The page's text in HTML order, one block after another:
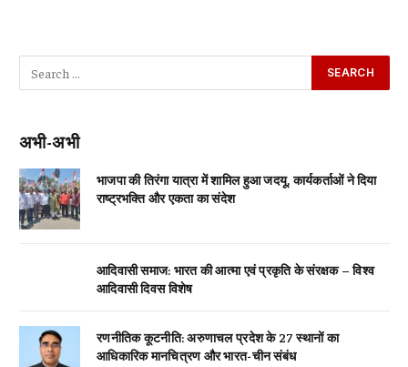
अभी-अभी
भाजपा की तिरंगा यात्रा में शामिल हुआ जदयू, कार्यकर्ताओं ने दिया
राष्ट्रभक्ति और एकता का संदेश
आदिवासी समाज: भारत की आत्मा एवं प्रकृति के संरक्षक – विश्व
आदिवासी दिवस विशेष
रणनीतिक कूटनीति: अरुणाचल प्रदेश के 27 स्थानों का
आधिकारिक मानचित्रण और भारत-चीन संबंध